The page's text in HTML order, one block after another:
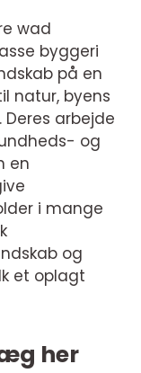
wad
byggeri
på en
natur, byens
arbejde
og
en
i mange
og
et oplagt
her